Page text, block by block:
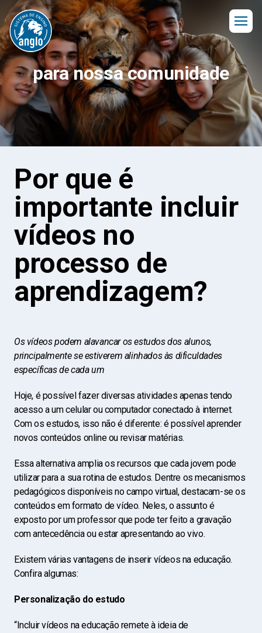
para nossa comunidade
Por que é
importante incluir
vídeos no
processo de
aprendizagem?
Os vídeos podem alavancar os estudos dos alunos,
principalmente se estiverem alinhadosàs dificuldades
específicas de cada um
Hoje, é possível fazer diversas atividades apenas tendo
acesso a um celular ou computador conectado à internet.
Com os estudos, isso não é diferente: é possível aprender
novos conteúdos online ou revisar matérias.
Essa alternativa amplia os recursos que cada jovem pode
utilizar para a sua rotina de estudos. Dentre os mecanismos
pedagógicos disponíveis no campo virtual, destacam-se os
conteúdos em formato de vídeo. Neles, o assunto é
exposto por um professor que pode ter feito a gravação
com antecedência ou estar apresentando ao vivo.
Existem várias vantagens de inserir vídeos na educação.
Confira algumas:
Personalização do estudo
“Incluir vídeos na educação remete à ideia de